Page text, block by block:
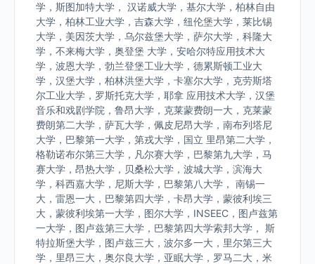
学，斯图加特大学， 汉诺威大学，基尔大学，柏林自由
大学，柏林工业大学，吉森大学，纽伦堡大学，莱比锡
大学，美因茨大学，乌尔兹堡大学，萨尔大学，科隆大
学，不来梅大学，奥登堡 大学，安哈尔特应用技术大
学，波恩大学，勃兰登堡工业大学，德累斯顿工业大
学，汉堡大学，柏林洪堡大学，卡塞尔大学，克劳斯塔
尔工业大学，罗斯托克大学，耶拿 应用技术大学，汉堡
音乐和戏剧学院，鲁昂大学，克莱蒙费朗一大，克莱蒙
费朗第二大学，萨瓦大学，佩皮尼昂大学，南布列塔尼
大学，巴黎第一大学，第戎大学，国立 里昂第二大学，
格勒诺布尔第三大学，凡尔赛大学，巴黎第九大学，马
赛大学，昂热大学，贝桑松大学，波城大学，滨海大
学，科西嘉大学，尼斯大学，巴黎第八大学， 南锡一
大，雷恩一大，巴黎第四大学，卡昂大学，蒙彼利埃三
大，蒙彼利埃第一大学，图尔大学，INSEEC，图卢兹第
一大学，图卢兹第三大学，巴黎第四大学索邦大学， 斯
特拉斯堡大学，图卢兹三大，波尔多一大，里尔第三大
学，里昂三大，奥尔良大学，亚眠大学，罗马二大，米